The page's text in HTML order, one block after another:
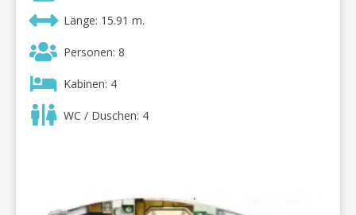
Länge: 15.91 m.
Personen: 8
Kabinen: 4
WC / Duschen: 4